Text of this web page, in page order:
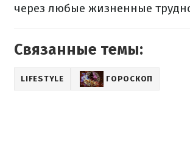
через любые жизненные
Связанные темы:
LIFESTYLE ГОРОСКОП